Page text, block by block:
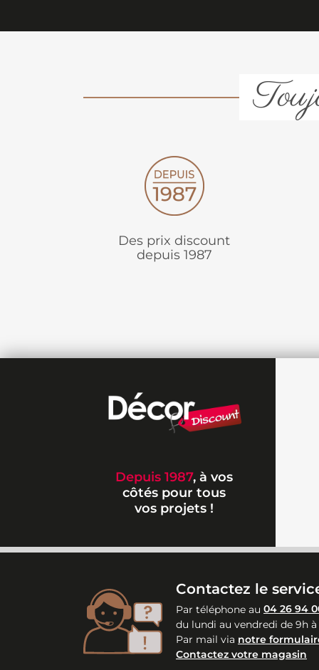
Des prix discount
depuis 1987
Depuis 1987, à vos
côtés pour tous
vos projets !
Contactez le
Par téléphone au 04 26 94
du lundi au vendredi de 9h à
Par mail via notre
Contactez votre magasin